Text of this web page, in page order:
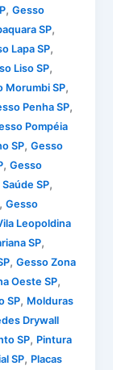
,Gesso
SP,
Lapa SP,
Liso SP,
Morumbi SP,
Penha SP,
Pompéia
SP,Gesso
,Gesso
SP,
,Gesso
Leopoldina
SP,
,Gesso Zona
Oeste SP,
SP, Molduras
Drywall
SP, Pintura
SP, Placas